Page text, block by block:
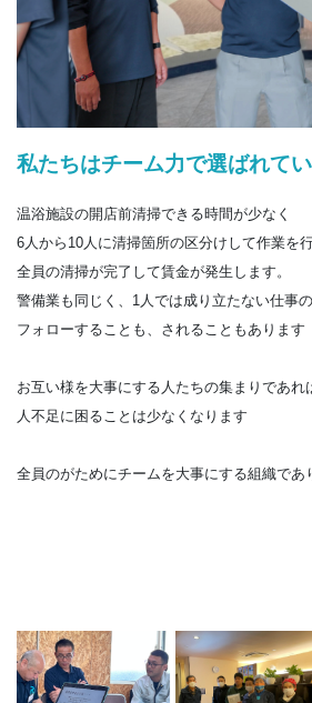
私たちはチーム力で選ばれて
温浴施設の開店前清掃できる時間が少なく
6人から10人に清掃箇所の区分けして作業を
全員の清掃が完了して賃金が発生します。
警備業も同じく、1人では成り立たない仕事
フォローすることも、されることもあります
お互い様を大事にする人たちの集まりであれ
人不足に困ることは少なくなります
全員のがためにチームを大事にする組織であ